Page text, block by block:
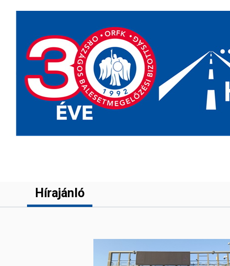
Hírajánló